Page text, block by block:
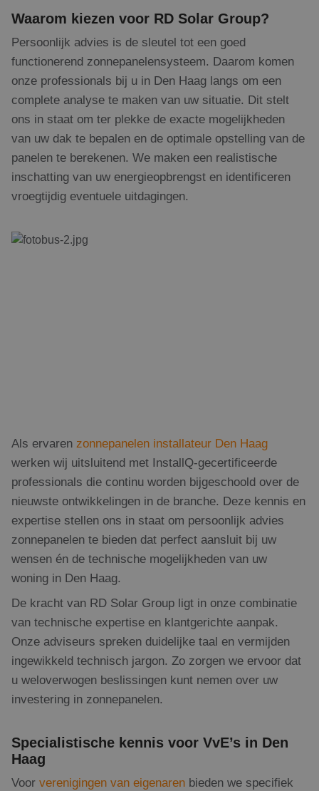
Waarom kiezen voor RD Solar Group?
Persoonlijk advies is de sleutel tot een goed
functionerend zonnepanelensysteem. Daarom komen
onze professionals bij u in Den Haag langs om een
complete analyse te maken van uw situatie. Dit stelt
ons in staat om ter plekke de exacte mogelijkheden
van uw dak te bepalen en de optimale opstelling van de
panelen te berekenen. We maken een realistische
inschatting van uw energieopbrengst en identificeren
vroegtijdig eventuele uitdagingen.
Als ervaren zonnepanelen installateur Den Haag
werken wij uitsluitend met InstallQ-gecertificeerde
professionals die continu worden bijgeschoold over de
nieuwste ontwikkelingen in de branche. Deze kennis en
expertise stellen ons in staat om persoonlijk advies
zonnepanelen te bieden dat perfect aansluit bij uw
wensen én de technische mogelijkheden van uw
woning in Den Haag.
De kracht van RD Solar Group ligt in onze combinatie
van technische expertise en klantgerichte aanpak.
Onze adviseurs spreken duidelijke taal en vermijden
ingewikkeld technisch jargon. Zo zorgen we ervoor dat
u weloverwogen beslissingen kunt nemen over uw
investering in zonnepanelen.
Specialistische kennis voor VvE’s in Den
Haag
Voor verenigingen van eigenaren bieden we specifiek